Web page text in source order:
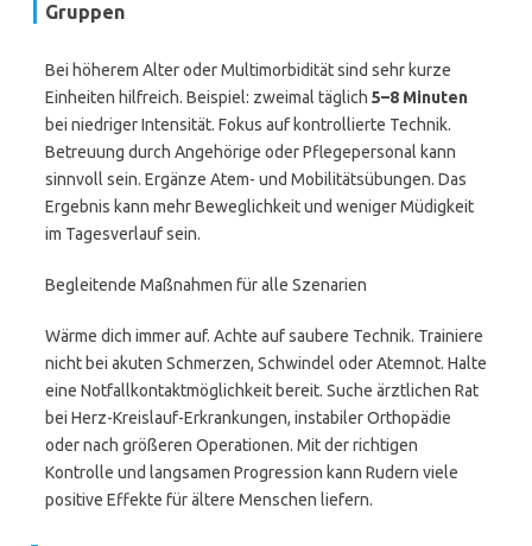
Gruppen
Bei höherem Alter oder Multimorbidität sind sehr kurze
Einheiten hilfreich. Beispiel: zweimal täglich 5–8 Minuten
bei niedriger Intensität. Fokus auf kontrollierte Technik.
Betreuung durch Angehörige oder Pflegepersonal kann
sinnvoll sein. Ergänze Atem- und Mobilitätsübungen. Das
Ergebnis kann mehr Beweglichkeit und weniger Müdigkeit
im Tagesverlauf sein.
Begleitende Maßnahmen für alle Szenarien
Wärme dich immer auf. Achte auf saubere Technik. Trainiere
nicht bei akuten Schmerzen, Schwindel oder Atemnot. Halte
eine Notfallkontaktmöglichkeit bereit. Suche ärztlichen Rat
bei Herz-Kreislauf-Erkrankungen, instabiler Orthopädie
oder nach größeren Operationen. Mit der richtigen
Kontrolle und langsamen Progression kann Rudern viele
positive Effekte für ältere Menschen liefern.